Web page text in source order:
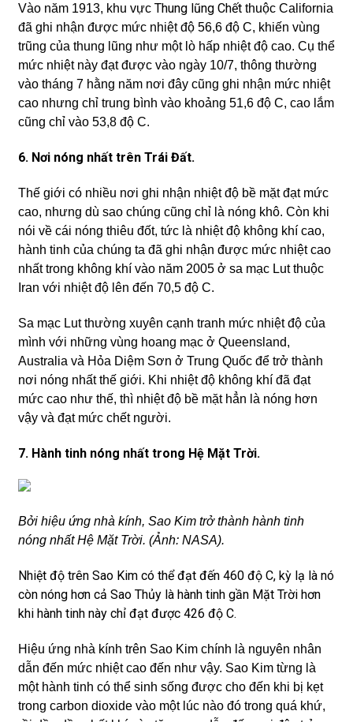
Vào năm 1913, khu vực Thung lũng Chếtthuộc California
đã ghi nhận được mức nhiệt độ 56,6 độ C, khiến vùng
trũng của thung lũng như một lò hấp nhiệt độ cao. Cụ thể
mức nhiệt này đạt được vào ngày 10/7, thông thường
vào tháng 7 hằng năm nơi đây cũng ghi nhận mức nhiệt
cao nhưng chỉ trung bình vào khoảng 51,6 độ C, cao lắm
cũng chỉ vào 53,8 độ C.
6. Nơi nóng nhất trên Trái Đất.
Thế giới có nhiều nơi ghi nhận nhiệt độ bề mặt đạt mức
cao, nhưng dù sao chúng cũng chỉ là nóng khô. Còn khi
nói về cái nóng thiêu đốt, tức là nhiệt độ không khí cao,
hành tinh của chúng ta đã ghi nhận được mức nhiệt cao
nhất trong không khí vào năm 2005 ở sa mạc Lut thuộc
Iran với nhiệt độ lên đến 70,5 độ C.
Sa mạc Lut thường xuyên cạnh tranh mức nhiệt độ của
mình với những vùng hoang mạc ở Queensland,
Australia và Hỏa Diệm Sơn ở Trung Quốc để trở thành
nơi nóng nhất thế giới. Khi nhiệt độ không khí đã đạt
mức cao như thế, thì nhiệt độ bề mặt hẳn là nóng hơn
vậy và đạt mức chết người.
7. Hành tinh nóng nhất trong Hệ Mặt Trời.
Bởi hiệu ứng nhà kính, Sao Kim trở thành hành tinh
nóng nhất Hệ Mặt Trời. (Ảnh: NASA).
Nhiệt độ trên Sao Kim có thể đạt đến 460 độ C, kỳ lạ là nó
còn nóng hơn cả Sao Thủy là hành tinh gần Mặt Trời hơn
khi hành tinh này chỉ đạt được 426 độ C.
Hiệu ứng nhà kính trên Sao Kim chính là nguyên nhân
dẫn đến mức nhiệt cao đến như vậy. Sao Kim từng là
một hành tinh có thể sinh sống được cho đến khi bị kẹt
trong carbon dioxide vào một lúc nào đó trong quá khứ,